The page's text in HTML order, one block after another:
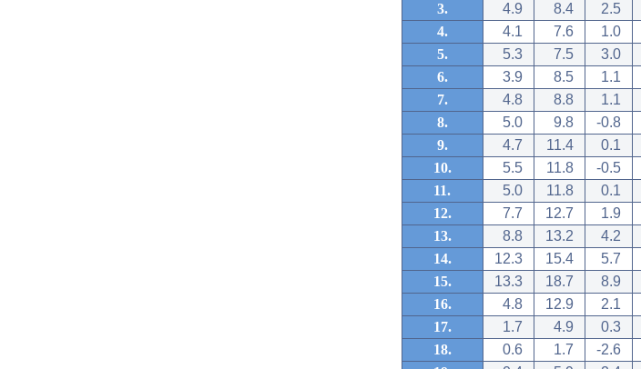
3.
4.9 8.4 2.5
4.
4.1 7.6 1.0
5.
5.3 7.5 3.0
6.
3.9 8.5 1.1
7.
4.8 8.8 1.1
8.
5.0 9.8 -0.8
9.
4.7 11.4 0.1
10.
5.5 11.8 -0.5
11.
5.0 11.8 0.1
12.
7.7 12.7 1.9
13.
8.8 13.2 4.2
14.
12.3 15.4 5.7
15.
13.3 18.7 8.9
16.
4.8 12.9 2.1
17.
1.7 4.9 0.3
18.
0.6 1.7 -2.6